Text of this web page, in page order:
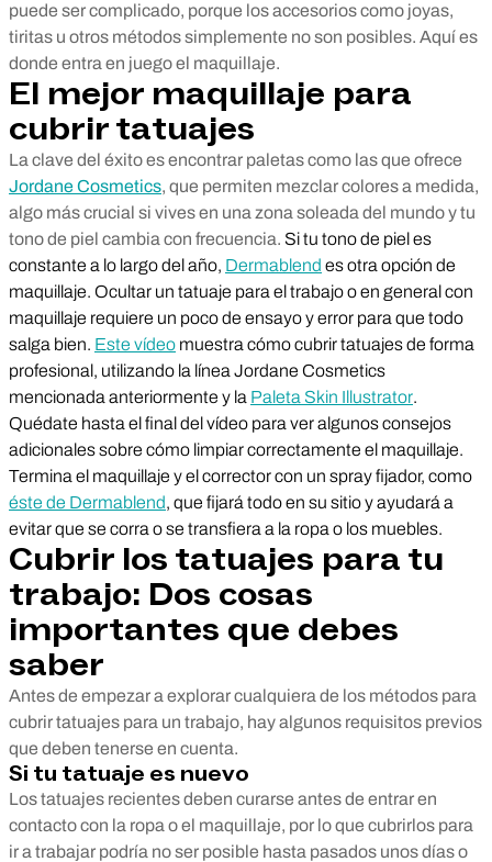
puede ser complicado, porque los accesorios como joyas,
tiritas u otros métodos simplemente no son posibles. Aquí es
donde entra en juego el maquillaje.
El mejor maquillaje para
cubrir tatuajes
La clave del éxito es encontrar paletas como las que ofrece
Jordane Cosmetics, que permiten mezclar colores a medida,
algo más crucial si vives en una zona soleada del mundo y tu
tono de piel cambia con frecuencia. Si tu tono de piel es
constante a lo largo del año, Dermablend es otra opción de
maquillaje. Ocultar un tatuaje para el trabajo o en general con
maquillaje requiere un poco de ensayo y error para que todo
salga bien. Este vídeo muestra cómo cubrir tatuajes de forma
profesional, utilizando la línea Jordane Cosmetics
mencionada anteriormente y la Paleta Skin Illustrator.
Quédate hasta el final del vídeo para ver algunos consejos
adicionales sobre cómo limpiar correctamente el maquillaje.
Termina el maquillaje y el corrector con un spray fijador, como
éste de Dermablend, que fijará todo en su sitio y ayudará a
evitar que se corra o se transfiera a la ropa o los muebles.
Cubrir los tatuajes para tu
trabajo: Dos cosas
importantes que debes
saber
Antes de empezar a explorar cualquiera de los métodos para
cubrir tatuajes para un trabajo, hay algunos requisitos previos
que deben tenerse en cuenta.
Si tu tatuaje es nuevo
Los tatuajes recientes deben curarse antes de entrar en
contacto con la ropa o el maquillaje, por lo que cubrirlos para
ir a trabajar podría no ser posible hasta pasados unos días o